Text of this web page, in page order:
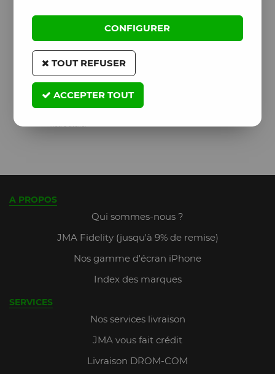
A PROPOS
Qui sommes-nous ?
JMA Fidelity (jusqu'à 9% de remise)
Nos gamme d'écran iPhone
Index des marques
SERVICES
Nos services livraison
JMA vous fait crédit
Livraison DROM-COM
CONFIGURER
TOUT REFUSER
ACCEPTER TOUT